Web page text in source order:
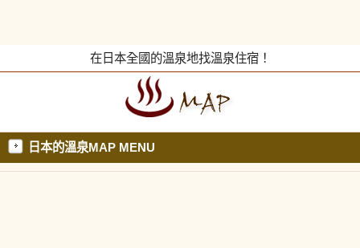
在日本全國的溫泉地找溫泉住宿！
日本的溫泉MAP MENU